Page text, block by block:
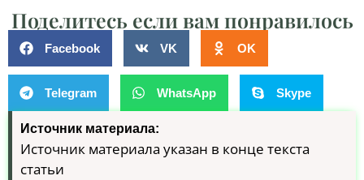
Поделитесь если вам понравилось
Facebook VK OK
Telegram WhatsApp Skype
Источник материала:
Источник материала указан в конце текста
статьи